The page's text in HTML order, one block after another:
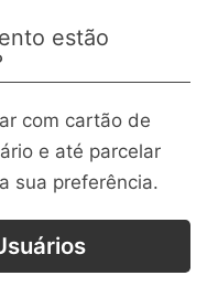
estão
com cartão de
e até parcelar
sua preferência.